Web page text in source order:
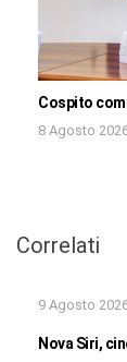
Cospito
8 Agosto
Correlati
9 Agosto
Nova Siri,